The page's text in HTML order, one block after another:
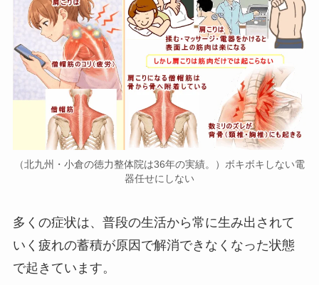
（北九州・小倉の徳力整体院は36年の実績。）ボキボキしない電
器任せにしない
多くの症状は、普段の生活から常に生み出されて
いく疲れの蓄積が原因で解消できなくなった状態
で起きています。